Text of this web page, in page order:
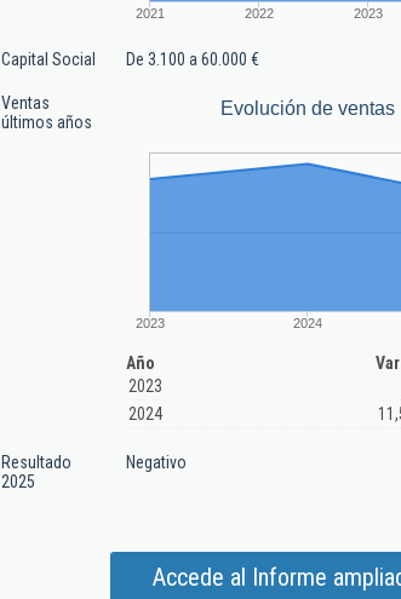
2021 2022 2023
Capital Social De 3.100 a 60.000 €
Ventas
últimos años
Evolución de ventas
2023 2024
Año
2023
2024
Resultado
2025
Negativo
Accede al Informe